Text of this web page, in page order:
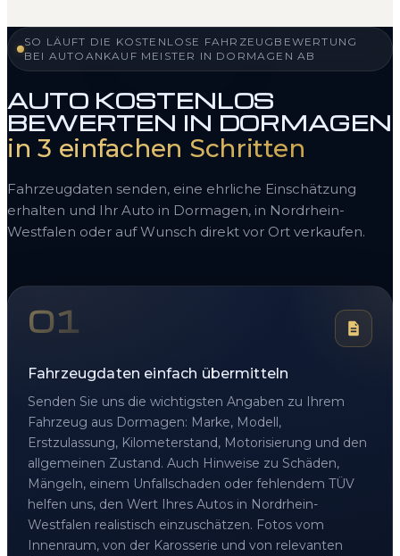
SO LÄUFT DIE KOSTENLOSE FAHRZEUGBEWERTUNG
BEI AUTOANKAUF MEISTER IN DORMAGEN AB
AUTO KOSTENLOS
BEWERTEN IN DORMAGEN
in 3 einfachen Schritten
Fahrzeugdaten senden, eine ehrliche Einschätzung
erhalten und Ihr Auto in Dormagen, in Nordrhein-
Westfalen oder auf Wunsch direkt vor Ort verkaufen.
01
Fahrzeugdaten einfach übermitteln
Senden Sie uns die wichtigsten Angaben zu Ihrem
Fahrzeug aus Dormagen: Marke, Modell,
Erstzulassung, Kilometerstand, Motorisierung und den
allgemeinen Zustand. Auch Hinweise zu Schäden,
Mängeln, einem Unfallschaden oder fehlendem TÜV
helfen uns, den Wert Ihres Autos in Nordrhein-
Westfalen realistisch einzuschätzen. Fotos vom
Innenraum, von der Karosserie und von relevanten